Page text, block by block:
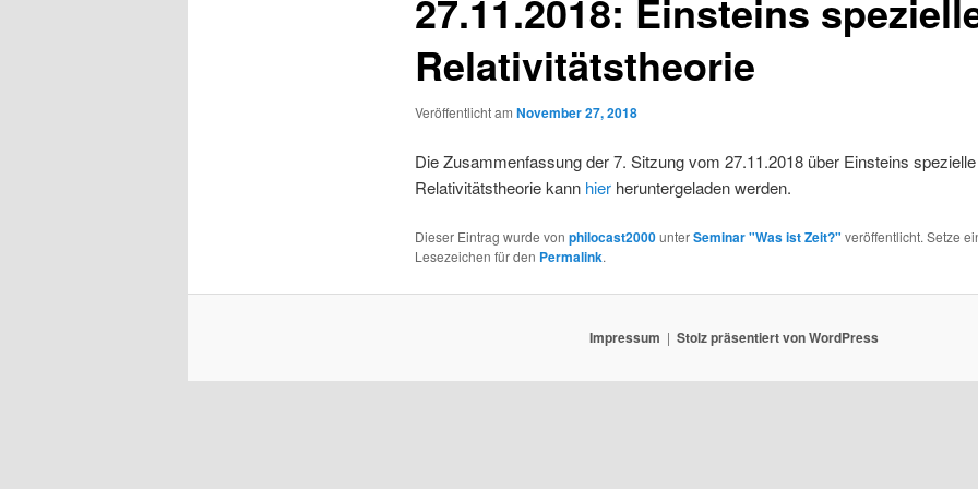
27.11.2018: Einsteins
Relativitätstheorie
Veröffentlicht am November 27, 2018
Die Zusammenfassung der 7. Sitzung vom 27.11.2018 über Einsteins spezielle
Relativitätstheorie kann hierheruntergeladen werden.
Dieser Eintrag wurde von philocast2000unterSeminar "Was ist Zeit?" veröffentlicht. Setze
Lesezeichen für den Permalink.
Impressum Stolz präsentiert von WordPress